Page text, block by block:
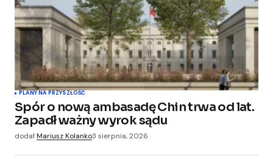
PLANY NA PRZYSZŁOŚĆ
Spór o nową ambasadę Chin trwa od lat.
Zapadł ważny wyrok sądu
dodałMariusz Kolanko3 sierpnia, 2026